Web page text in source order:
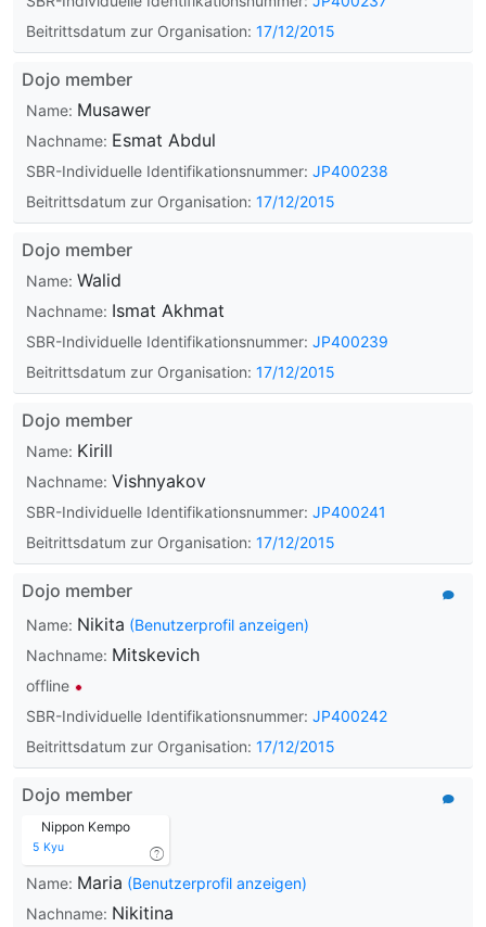
Beitrittsdatum zur Organisation: 17/12/2015
Dojo member
Name: Musawer
Nachname: Esmat Abdul
SBR-Individuelle Identifikationsnummer: JP400238
Beitrittsdatum zur Organisation: 17/12/2015
Dojo member
Name: Walid
Nachname: Ismat Akhmat
SBR-Individuelle Identifikationsnummer: JP400239
Beitrittsdatum zur Organisation: 17/12/2015
Dojo member
Name: Kirill
Nachname: Vishnyakov
SBR-Individuelle Identifikationsnummer: JP400241
Beitrittsdatum zur Organisation: 17/12/2015
Dojo member
Name: Nikita (Benutzerprofil anzeigen)
Nachname: Mitskevich
offline
SBR-Individuelle Identifikationsnummer: JP400242
Beitrittsdatum zur Organisation: 17/12/2015
Dojo member
Nippon Kempo
5 Kyu
Name: Maria (Benutzerprofil anzeigen)
Nachname: Nikitina